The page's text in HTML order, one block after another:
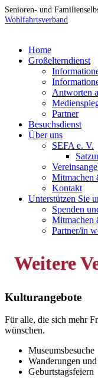
Skip
to
Senioren- und
Wohlfahrtsverband
Home
Großelterndienst
Antworten
Partner
Besuchsdienst
Über uns
SEFA e. V.
Mitmachen
Kontakt
Unterstützen Sie
Spenden
Mitmachen
Partner/in
Weitere
Kulturangebote
Für alle, die sich mehr
wünschen.
Museumsbesuche
Wanderungen
Geburtstagsfeiern